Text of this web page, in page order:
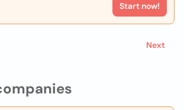
Start now!
Next